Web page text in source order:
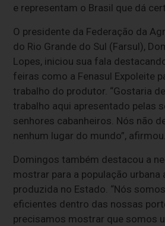
e representam o Brasil que dá
O presidente da Federação da
do Rio Grande do Sul (Farsul),
Lopes, iniciou sua fala
feiras como a Fenasul Expoleite
trabalho do produtor. “Gostaria
trabalho aqui apresentado pelas
senhores cabanheiros. Nós não
nenhum lugar do mundo”, afirmou.
Domingos também destacou a
mostrar para a população urbana
produzida no Estado. “Nós
eficientes dentro das nossas
precisamos mostrar que somos